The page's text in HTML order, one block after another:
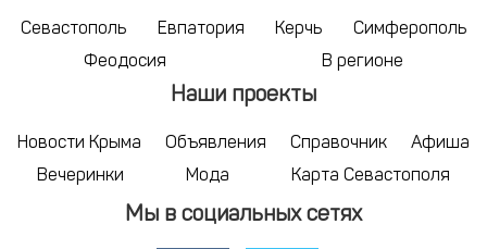
Севастополь Евпатория Керчь
Симферополь
Феодосия
В регионе
Наши проекты
Новости Крыма Объявления Справочник
Афиша
Вечеринки
Мода Карта Севастополя
Мы в социальных сетях